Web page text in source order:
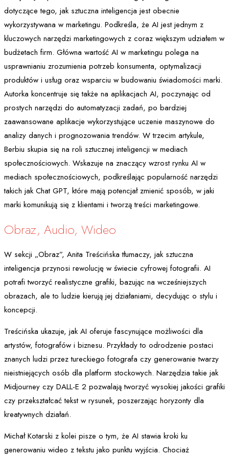
dotyczące tego, jak sztuczna inteligencja jest obecnie
wykorzystywana w marketingu. Podkreśla, że AI jest jednym z
kluczowych narzędzi marketingowych z coraz większym udziałem w
budżetach firm. Główna wartość AI w marketingu polega na
usprawnianiu zrozumienia potrzeb konsumenta, optymalizacji
produktów i usług oraz wsparciu w budowaniu świadomości marki.
Autorka koncentruje się także na aplikacjach AI, poczynając od
prostych narzędzi do automatyzacji zadań, po bardziej
zaawansowane aplikacje wykorzystujące uczenie maszynowe do
analizy danych i prognozowania trendów. W trzecim artykule,
Berbiu skupia się na roli sztucznej inteligencji w mediach
społecznościowych. Wskazuje na znaczący wzrost rynku AI w
mediach społecznościowych, podkreślając popularność narzędzi
takich jak Chat GPT, które mają potencjał zmienić sposób, w jaki
marki komunikują się z klientami i tworzą treści marketingowe.
Obraz, Audio, Wideo
W sekcji „Obraz”, Anita Treścińska tłumaczy, jak sztuczna
inteligencja przynosi rewolucję w świecie cyfrowej fotografii. AI
potrafi tworzyć realistyczne grafiki, bazując na wcześniejszych
obrazach, ale to ludzie kierują jej działaniami, decydując o stylu i
koncepcji.
Treścińska ukazuje, jak AI oferuje fascynujące możliwości dla
artystów, fotografów i biznesu. Przykłady to odrodzenie postaci
znanych ludzi przez tureckiego fotografa czy generowanie twarzy
nieistniejących osób dla platform stockowych. Narzędzia takie jak
Midjourney czy DALL-E 2 pozwalają tworzyć wysokiej jakości grafiki
czy przekształcać tekst w rysunek, poszerzając horyzonty dla
kreatywnych działań.
Michał Kotarski z kolei pisze o tym, że AI stawia kroki ku
generowaniu wideo z tekstu jako punktu wyjścia. Chociaż